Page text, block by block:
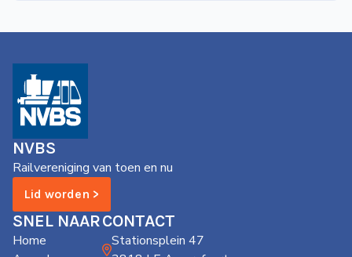
NVBS
Railvereniging van toen en nu
Lid worden >
SNEL NAAR
Home
CONTACT
Stationsplein 47